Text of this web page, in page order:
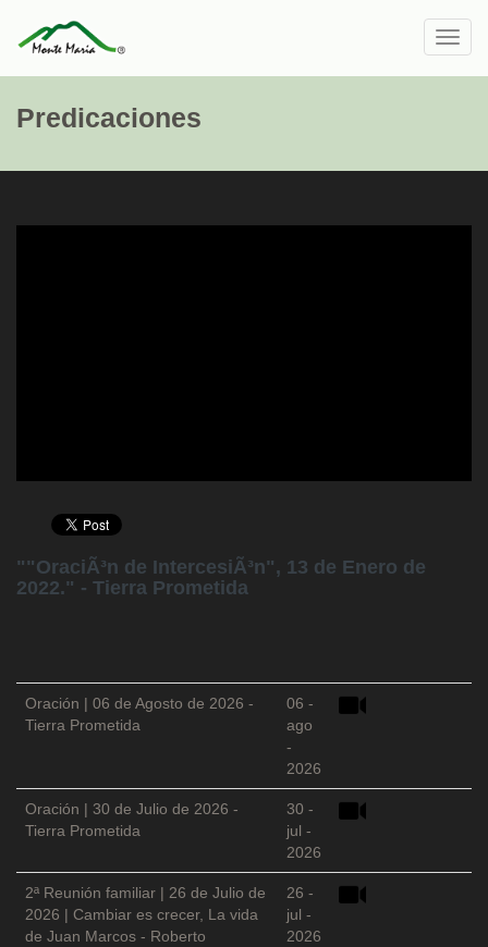
Predicaciones
""OraciÃ³n de IntercesiÃ³n", 13 de Enero de
2022." - Tierra Prometida
Oración | 06 de Agosto de 2026 -
Tierra Prometida
06 -
ago
-
2026
Oración | 30 de Julio de 2026 -
Tierra Prometida
30 -
jul -
2026
2ª Reunión familiar | 26 de Julio de
2026 | Cambiar es crecer, La vida
de Juan Marcos - Roberto
26 -
jul -
2026